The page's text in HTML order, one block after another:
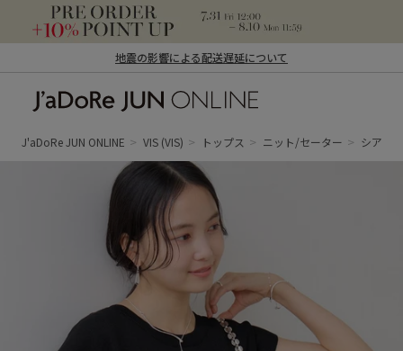
地震の影響による配送遅延について
ン オンライン）
J'aDoRe JUN ONLINE VIS (VIS) トップス ニット/セーター シアー